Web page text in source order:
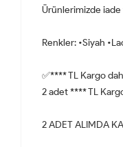
Ürünlerimizde
Renkler: •Siyah
✅**** TL Kargo
2 adet **** TL
2 ADET ALIMDA